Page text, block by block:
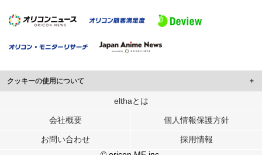
クッキーの使用について
このサイトでは Cookie を使用して、ユーザーに合わせたコンテンツや広告の
行っています。
メディアや広告配信、データ解析の各パートナーに提供しています。
各パートナーは、この情報とユーザーが各パートナーに提供した他の情報や、
elthaとは
会社概要 個人情報保護方針
お問い合わせ
採用情報